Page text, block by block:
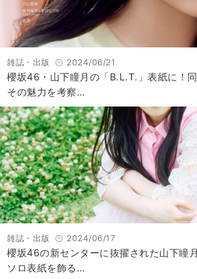
雑誌・出版 2024/06/21
櫻坂46・山下瞳月の「B.L.T.」表紙に！
その魅力を考察…
雑誌・出版 2024/06/17
櫻坂46の新センターに抜擢された山下瞳
ソロ表紙を飾る…